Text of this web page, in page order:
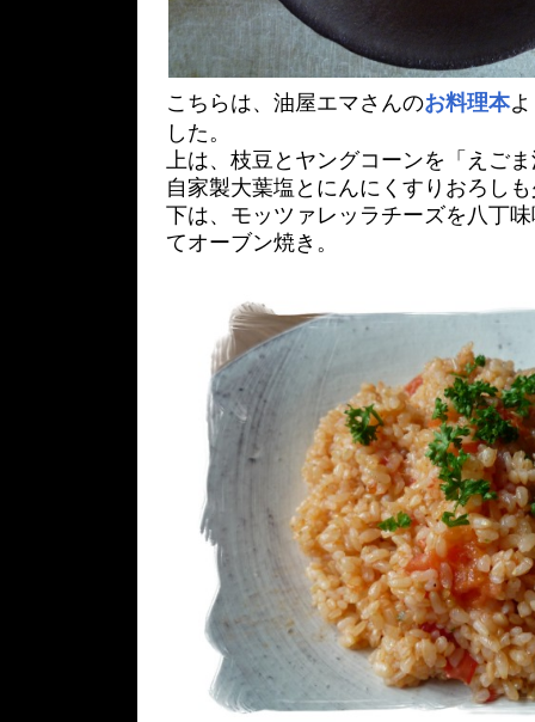
こちらは、油屋エマさんのお料理本
した。
上は、枝豆とヤングコーンを「えご
自家製大葉塩とにんにくすりおろし
下は、モッツァレッラチーズを八丁
てオーブン焼き。